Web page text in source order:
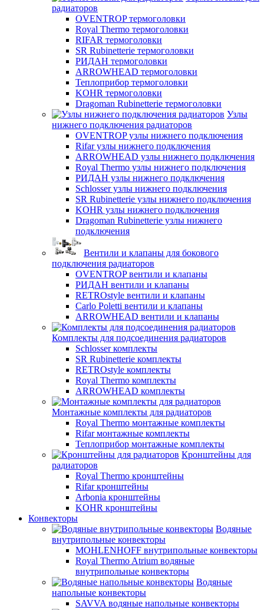
радиаторов
OVENTROP термоголовки
Royal Thermo термоголовки
RIFAR термоголовки
SR Rubinetterie термоголовки
РИДАН термоголовки
ARROWHEAD термоголовки
Теплоприбор термоголовки
KOHR термоголовки
Dragoman Rubinetterie термоголовки
Узлы
нижнего подключения радиаторов
OVENTROP узлы нижнего подключения
Rifar узлы нижнего подключения
ARROWHEAD узлы нижнего подключения
Royal Thermo узлы нижнего подключения
РИДАН узлы нижнего подключения
Schlosser узлы нижнего подключения
SR Rubinetterie узлы нижнего подключения
KOHR узлы нижнего подключения
Dragoman Rubinetterie узлы нижнего
подключения
Вентили и клапаны для бокового
подключения радиаторов
OVENTROP вентили и клапаны
РИДАН вентили и клапаны
RETROstyle вентили и клапаны
Carlo Poletti вентили и клапаны
ARROWHEAD вентили и клапаны
Комплекты для подсоединения радиаторов
Schlosser комплекты
SR Rubinetterie комплекты
RETROstyle комплекты
Royal Thermo комплекты
ARROWHEAD комплекты
Монтажные комплекты для радиаторов
Royal Thermo монтажные комплекты
Rifar монтажные комплекты
Теплоприбор монтажные комплекты
Кронштейны для
радиаторов
Royal Thermo кронштейны
Rifar кронштейны
Arbonia кронштейны
KOHR кронштейны
Конвекторы
Водяные
внутрипольные конвекторы
MOHLENHOFF внутрипольные конвекторы
Royal Thermo Atrium водяные
внутрипольные конвекторы
Водяные
напольные конвекторы
SAVVA водяные напольные конвекторы